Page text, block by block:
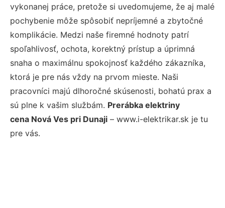
vykonanej práce, pretože si uvedomujeme, že aj malé
pochybenie môže spôsobiť nepríjemné a zbytočné
komplikácie. Medzi naše firemné hodnoty patrí
spoľahlivosť, ochota, korektný prístup a úprimná
snaha o maximálnu spokojnosť každého zákazníka,
ktorá je pre nás vždy na prvom mieste. Naši
pracovníci majú dlhoročné skúsenosti, bohatú prax a
sú plne k vašim službám. Prerábka elektriny
cena Nová Ves pri Dunaji – www.i-elektrikar.sk je tu
pre vás.